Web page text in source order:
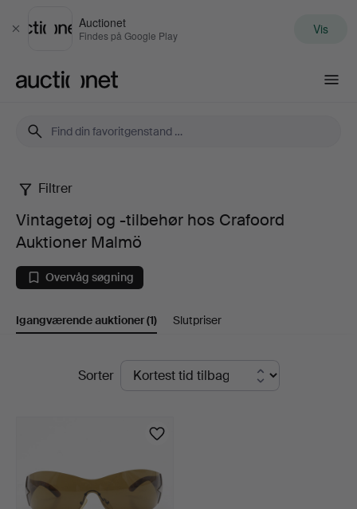
Luk
Auctionet
Findes på Google Play Vis
Vintagetøj
og
tilbehør
Crafoord
Malmö
Filtrer
Vintagetøj og -tilbehør hos Crafoord
Auktioner Malmö
Overvåg søgning
Igangværende auktioner(1) Slutpriser
Igangværende
Sorter